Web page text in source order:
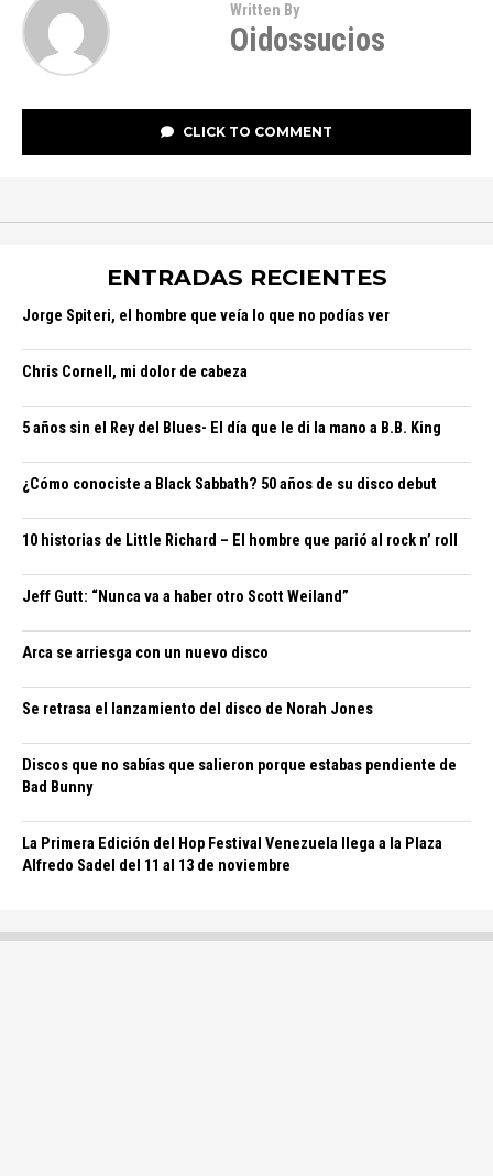
Written By
Oidossucios
CLICK TO COMMENT
ENTRADAS RECIENTES
Jorge Spiteri, el hombre que veía lo que no podías ver
Chris Cornell, mi dolor de cabeza
5 años sin el Rey del Blues- El día que le di la mano a B.B. King
¿Cómo conociste a Black Sabbath? 50 años de su disco debut
10 historias de Little Richard – El hombre que parió al rock n’ roll
Jeff Gutt: “Nunca va a haber otro Scott Weiland”
Arca se arriesga con un nuevo disco
Se retrasa el lanzamiento del disco de Norah Jones
Discos que no sabías que salieron porque estabas pendiente de
Bad Bunny
La Primera Edición del Hop Festival Venezuela llega a la Plaza
Alfredo Sadel del 11 al 13 de noviembre